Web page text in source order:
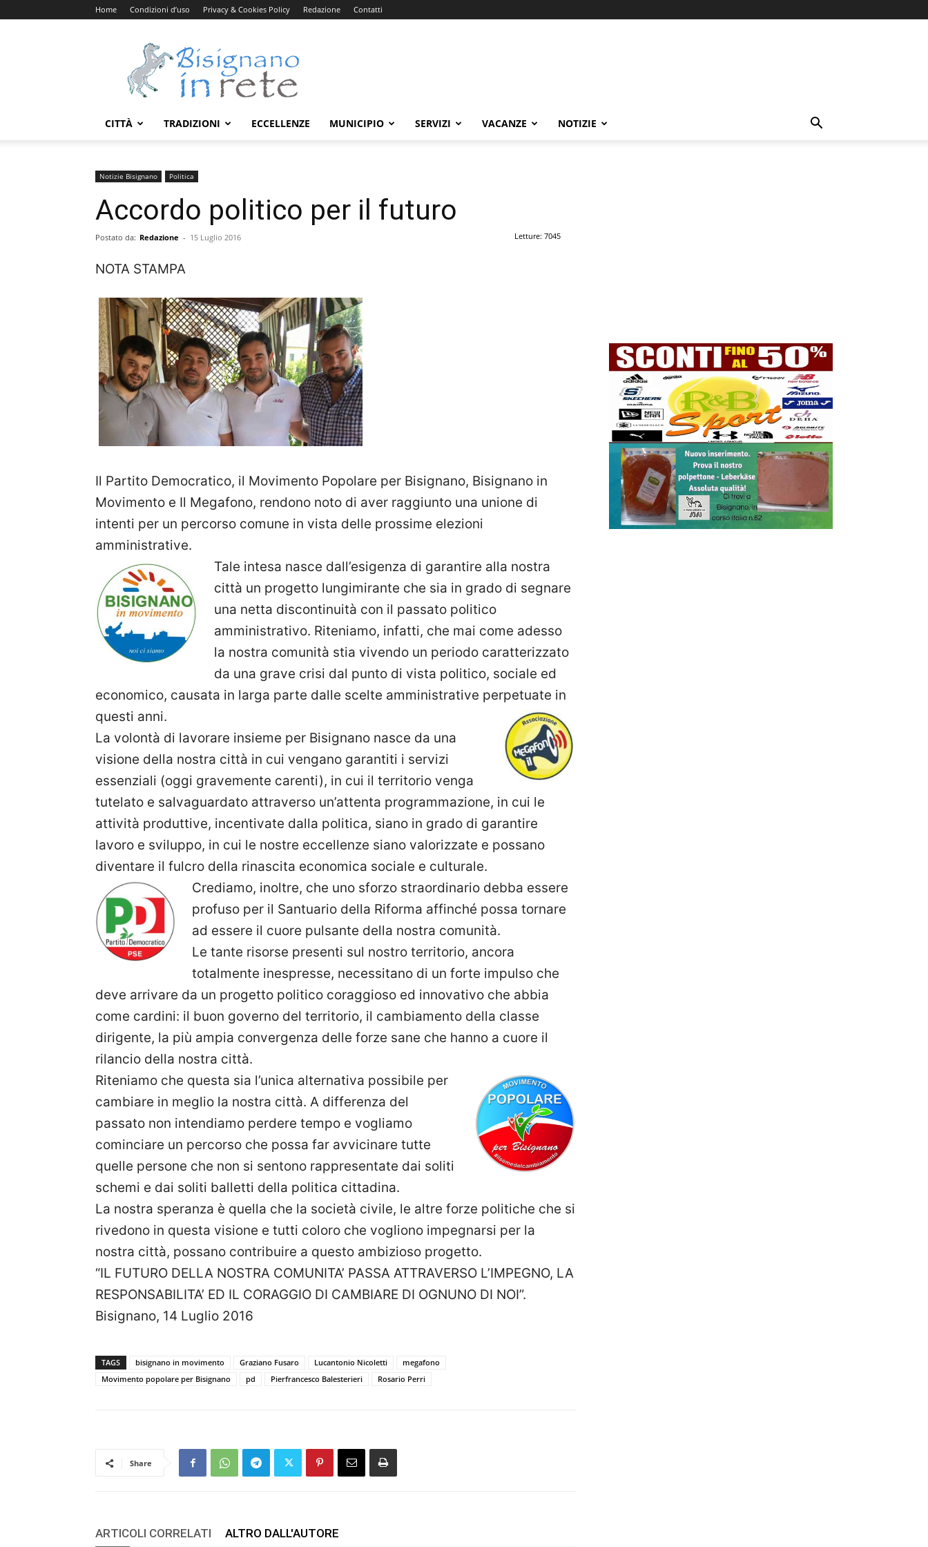
Home Condizioni d’uso Privacy & Cookies Policy Redazione Contatti
Bisignanoinrete.com
CITTÀ TRADIZIONI ECCELLENZE MUNICIPIO SERVIZI VACANZE NOTIZIE
Notizie Bisignano Politica
Accordo politico per il futuro
Postato da: Redazione - 15 Luglio 2016 Letture: 7045
NOTA STAMPA
Il Partito Democratico, il Movimento Popolare per Bisignano, Bisignano in
Movimento e Il Megafono, rendono noto di aver raggiunto una unione di
intenti per un percorso comune in vista delle prossime elezioni
amministrative.
Tale intesa nasce dall’esigenza di garantire alla nostra
città un progetto lungimirante che sia in grado di segnare
una netta discontinuità con il passato politico
amministrativo. Riteniamo, infatti, che mai come adesso
la nostra comunità stia vivendo un periodo caratterizzato
da una grave crisi dal punto di vista politico, sociale ed
economico, causata in larga parte dalle scelte amministrative perpetuate in
questi anni.
La volontà di lavorare insieme per Bisignano nasce da una
visione della nostra città in cui vengano garantiti i servizi
essenziali (oggi gravemente carenti), in cui il territorio venga
tutelato e salvaguardato attraverso un’attenta programmazione, in cui le
attività produttive, incentivate dalla politica, siano in grado di garantire
lavoro e sviluppo, in cui le nostre eccellenze siano valorizzate e possano
diventare il fulcro della rinascita economica sociale e culturale.
Crediamo, inoltre, che uno sforzo straordinario debba essere
profuso per il Santuario della Riforma affinché possa tornare
ad essere il cuore pulsante della nostra comunità.
Le tante risorse presenti sul nostro territorio, ancora
totalmente inespresse, necessitano di un forte impulso che
deve arrivare da un progetto politico coraggioso ed innovativo che abbia
come cardini: il buon governo del territorio, il cambiamento della classe
dirigente, la più ampia convergenza delle forze sane che hanno a cuore il
rilancio della nostra città.
Riteniamo che questa sia l’unica alternativa possibile per
cambiare in meglio la nostra città. A differenza del
passato non intendiamo perdere tempo e vogliamo
cominciare un percorso che possa far avvicinare tutte
quelle persone che non si sentono rappresentate dai soliti
schemi e dai soliti balletti della politica cittadina.
La nostra speranza è quella che la società civile, le altre forze politiche che si
rivedono in questa visione e tutti coloro che vogliono impegnarsi per la
nostra città, possano contribuire a questo ambizioso progetto.
“IL FUTURO DELLA NOSTRA COMUNITA’ PASSA ATTRAVERSO L’IMPEGNO, LA
RESPONSABILITA’ ED IL CORAGGIO DI CAMBIARE DI OGNUNO DI NOI”.
Bisignano, 14 Luglio 2016
TAGS bisignano in movimento Graziano Fusaro Lucantonio Nicoletti
megafono
Movimento popolare per Bisignano
pd Pierfrancesco Balesterieri Rosario Perri
Share
ARTICOLI CORRELATI ALTRO DALL'AUTORE